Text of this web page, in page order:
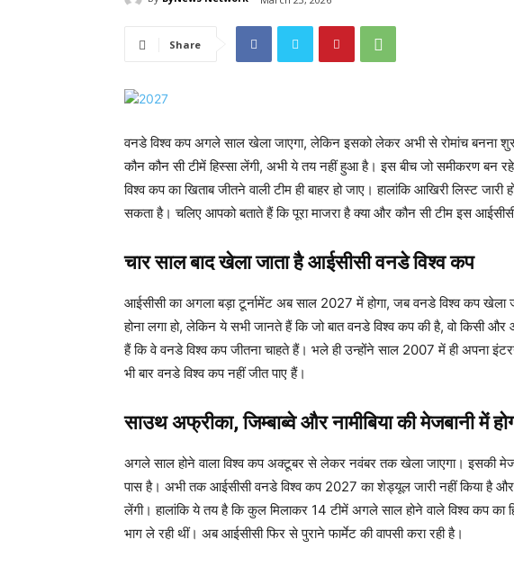
Share
वनडे विश्व कप अगले साल खेला जाएगा, लेकिन इसको लेकर अभी से रोमांच बनना
कौन कौन सी टीमें हिस्सा लेंगी, अभी ये तय नहीं हुआ है। इस बीच जो समीकरण बन रहे
विश्व कप का खिताब जीतने वाली टीम ही बाहर हो जाए। हालांकि आखिरी लिस्ट
सकता है। चलिए आपको बताते हैं कि पूरा माजरा है क्या और कौन सी टीम इस
चार साल बाद खेला जाता है आईसीसी वनडे विश्व कप
आईसीसी का अगला बड़ा टूर्नामेंट अब ​साल 2027 में होगा, जब वनडे विश्व कप
होना लगा हो, लेकिन ये सभी जानते हैं कि जो बात वनडे विश्व कप की है, वो किसी और
हैं कि वे वनडे विश्व कप जीतना चाहते हैं। भले ही उन्होंने साल 2007 में ही अपना
भी बार वनडे विश्व कप नहीं जीत पाए हैं।
साउथ अफ्रीका, जिम्बाब्वे और नामीबिया की मेजबानी में
अगले साल होने वाला विश्व कप अक्टूबर से लेकर नवंबर तक खेला जाएगा। इसकी
पास है। अभी तक आईसीसी वनडे विश्व कप 2027 का शेड्यूल जारी नहीं किया है और
लेंगी। हालांकि ये तय है कि कुल मिलाकर 14 टीमें अगले साल होने वाले विश्व कप का
भाग ले रही थीं। अब आईसीसी फिर से पुराने फार्मेट की वापसी करा रही है।